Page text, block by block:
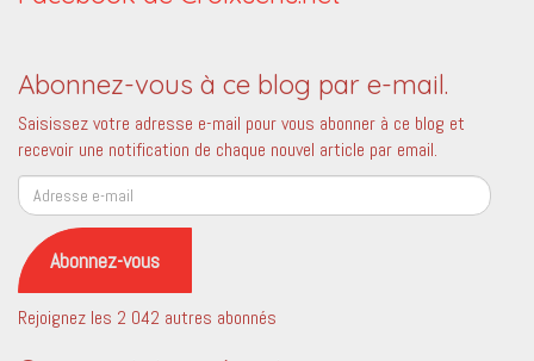
Abonnez-vous à ce blog par e-mail.
Saisissez votre adresse e-mail pour vous abonner à ce blog et
recevoir une notification de chaque nouvel article par email.
Adresse
e-
mail
Abonnez-vous
Rejoignez les 2 042 autres abonnés